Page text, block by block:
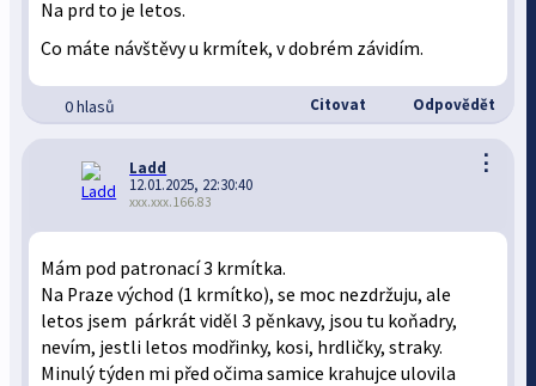
Na prd to je letos.
Co máte návštěvy u krmítek, v dobrém závidím.
0 hlasů Citovat Odpovědět
⋮
Ladd
12.01.2025, 22:30:40
xxx.xxx.166.83
Mám pod patronací 3 krmítka.
Na Praze východ (1 krmítko), se moc nezdržuju, ale
letos jsem párkrát viděl 3 pěnkavy, jsou tu koňadry,
nevím, jestli letos modřinky, kosi, hrdličky, straky.
Minulý týden mi před očima samice krahujce ulovila